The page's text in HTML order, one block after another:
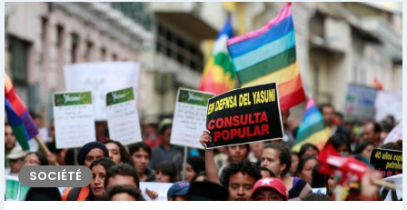
changement climatique si la pandémie
n’avait pas stoppé net cet élan de la société
civile. Où en sommes-nous...
SOCIÉTÉ